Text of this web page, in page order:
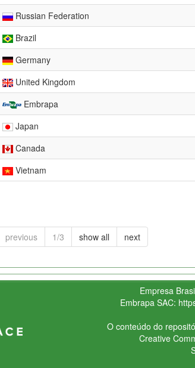
Russian Federation
Brazil
Germany
United Kingdom
Embrapa
Japan
Canada
Vietnam
previous 1/3 show all next
Empresa
Embrapa SAC:
O conteúdo do
Creative